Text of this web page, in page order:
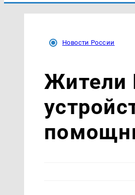
Новости России
Жители